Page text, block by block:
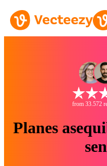
from 33.572
Planes